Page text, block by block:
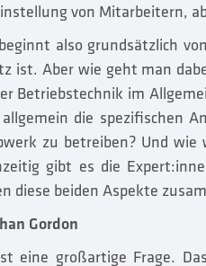
von Mitarbeitern,
also grundsätzlich
ist. Aber wie geht man
Betriebstechnik im
die spezifischen
zu betreiben? Und
gibt es die
diese beiden Aspekte
Gordon
eine großartige Frage.